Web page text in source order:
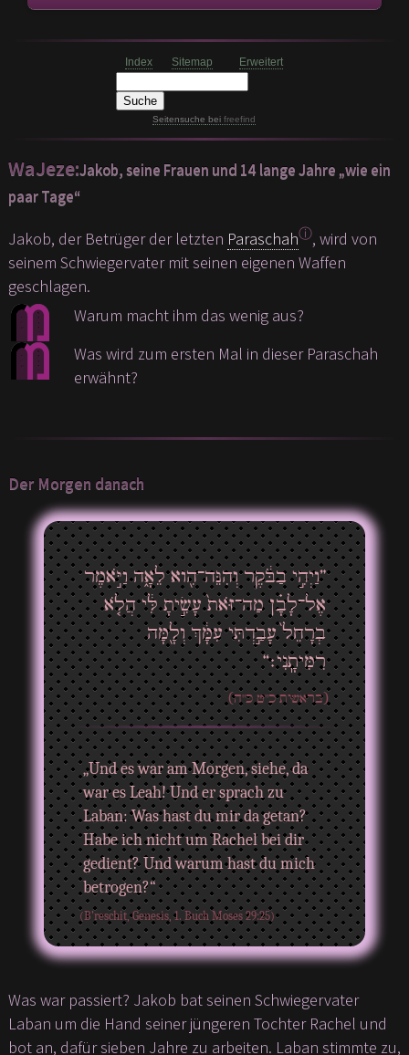
Index Sitemap Erweitert
Seitensuche beifreefind
WaJeze:Jakob, seine Frauen und 14 lange Jahre „wie ein
paar Tage“
Jakob, der Betrüger der letzten Paraschahⓘ, wird von
seinem Schwiegervater mit seinen eigenen Waffen
geschlagen.
Warum macht ihm das wenig aus?
Was wird zum ersten Mal in dieser Paraschah
erwähnt?
Der Morgen danach
”וַיְהִ֣י בַבֹּ֔קֶר וְהִנֵּה־הִ֖וא לֵאָ֑ה וַיֹּ֣אמֶר
אֶל־לָבָ֗ן מַה־זֹּאת֙ עָשִׂ֣יתָ לִּ֔י הֲלֹ֤א
בְרָחֵל֙ עָבַ֣דְתִּי עִמָּ֔ךְ וְלָ֖מָּה
רִמִּיתָֽנִי׃“
(בראשית כ"ט כ"ה)
„Und es war am Morgen, siehe, da
war es Leah! Und er sprach zu
Laban: Was hast du mir da getan?
Habe ich nicht um Rachel bei dir
gedient? Und warum hast du mich
betrogen?“
(B’reschit, Genesis, 1. Buch Moses 29:25)
Was war passiert? Jakob bat seinen Schwiegervater
Laban um die Hand seiner jüngeren Tochter Rachel und
bot an, dafür sieben Jahre zu arbeiten. Laban stimmte zu,